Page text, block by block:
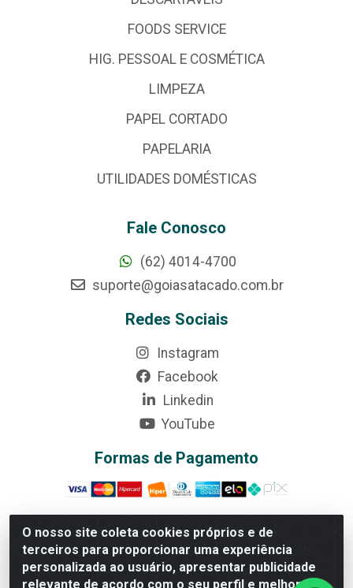
O nosso site coleta cookies próprios e de
terceiros para proporcionar uma experiência
personalizada ao usuário, apresentar publicidade
relevante de acordo com o seu perfil e melhorar a
FOODS SERVICE
HIG. PESSOAL E COSMÉTICA
LIMPEZA
PAPEL CORTADO
PAPELARIA
UTILIDADES DOMÉSTICAS
Fale Conosco
(62) 4014-4700
suporte@goiasatacado.com.br
Redes Sociais
Instagram
Facebook
Linkedin
YouTube
Formas de Pagamento
Rede Brasil - Avenida Universitária, nº 3860, Jardim das
Américas II Etapa - Anápolis/GO - CEP 75070-415 -
CNPJ 07.728.073/0002-24